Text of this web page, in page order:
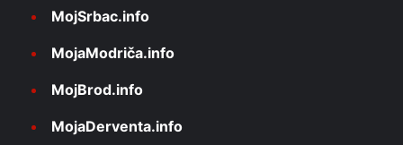
MojSrbac.info
MojaModriča.info
MojBrod.info
MojaDerventa.info